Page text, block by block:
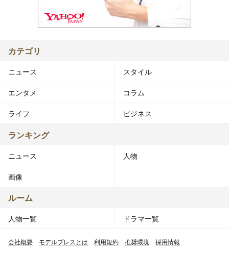
カテゴリ
ニュース スタイル
エンタメ コラム
ライフ ビジネス
ランキング
ニュース 人物
画像
ルーム
人物一覧 ドラマ一覧
会社概要 モデルプレスとは 利用規約 推奨環境 採用情報